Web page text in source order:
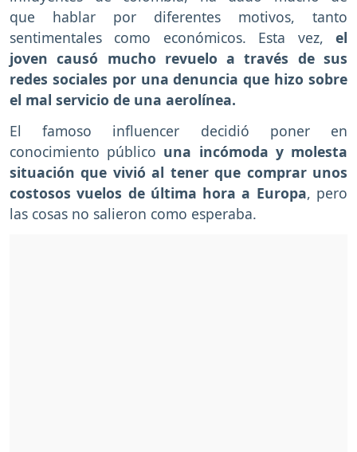
que hablar por diferentes motivos, tanto
sentimentales como económicos. Esta vez, el
joven causó mucho revuelo a través de sus
redes sociales por una denuncia que hizo sobre
el mal servicio de una aerolínea.
El famoso influencer decidió poner en
conocimiento público una incómoda y molesta
situación que vivió al tener que comprar unos
costosos vuelos de última hora a Europa, pero
las cosas no salieron como esperaba.